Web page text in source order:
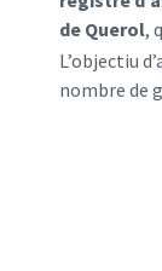
de Querol,
L’objectiu
nombre de